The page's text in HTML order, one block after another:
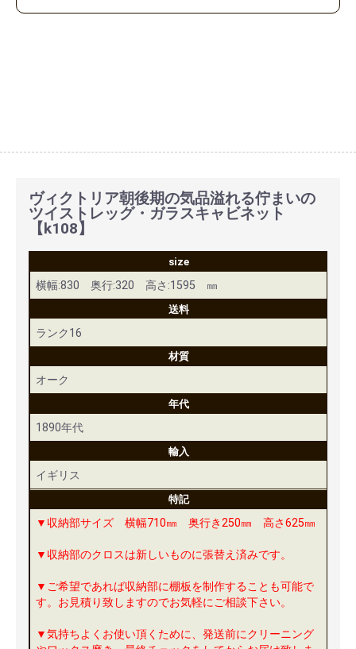
ヴィクトリア朝後期の気品溢れる佇まいの
ツイストレッグ・ガラスキャビネット
【k108】
size
横幅:830 奥行:320 高さ:1595 ㎜
送料
ランク16
材質
オーク
年代
1890年代
輸入
イギリス
特記
▼収納部サイズ 横幅710㎜ 奥行き250㎜ 高さ625㎜
▼収納部のクロスは新しいものに張替え済みです。
▼ご希望であれば収納部に棚板を制作することも可能で
す。お見積り致しますのでお気軽にご相談下さい。
▼気持ちよくお使い頂くために、発送前にクリーニング